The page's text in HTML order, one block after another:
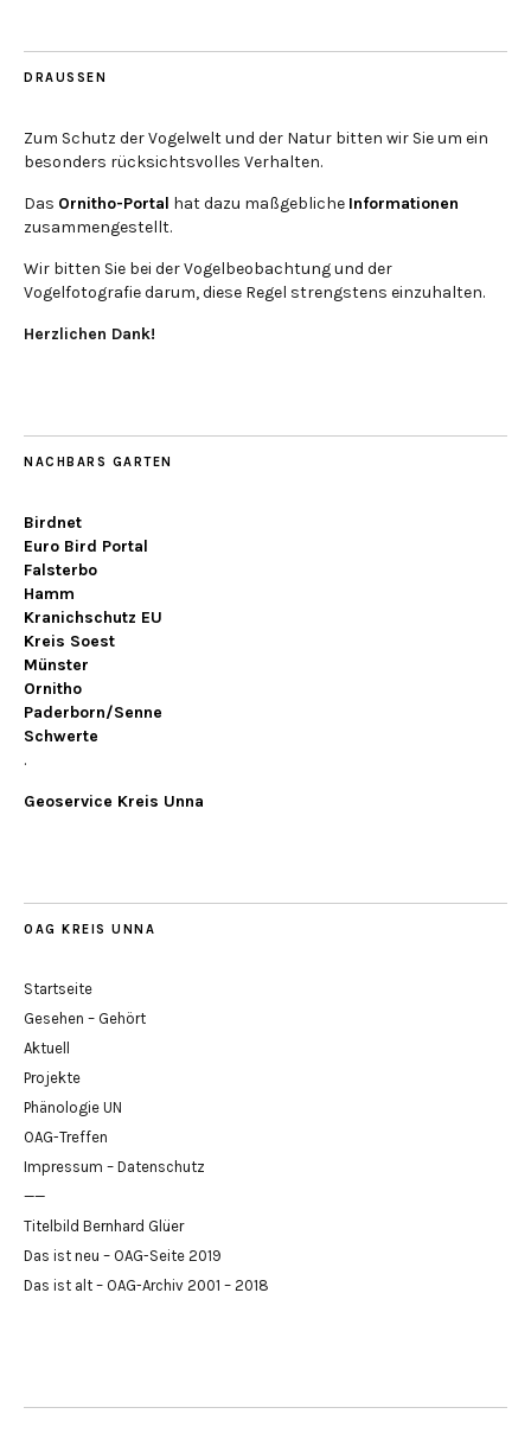
DRAUSSEN
Zum Schutz der Vogelwelt und der Natur bitten wir Sie um ein
besonders rücksichtsvolles Verhalten.
Das Ornitho-Portal hat dazu maßgebliche Informationen
zusammengestellt.
Wir bitten Sie bei der Vogelbeobachtung und der
Vogelfotografie darum, diese Regel strengstens einzuhalten.
Herzlichen Dank!
NACHBARS GARTEN
Birdnet
Euro Bird Portal
Falsterbo
Hamm
Kranichschutz EU
Kreis Soest
Münster
Ornitho
Paderborn/Senne
Schwerte
.
Geoservice Kreis Unna
OAG KREIS UNNA
Startseite
Gesehen – Gehört
Aktuell
Projekte
Phänologie UN
OAG-Treffen
Impressum – Datenschutz
——
Titelbild Bernhard Glüer
Das ist neu – OAG-Seite 2019
Das ist alt – OAG-Archiv 2001 – 2018